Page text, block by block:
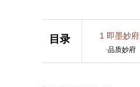
目录 1 即墨妙
·品质妙府